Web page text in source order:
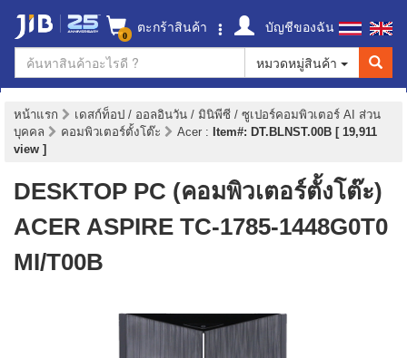
0 ตะกร้าสินค้า
บัญชีของฉัน
หมวดหมู่สินค้า
หน้าแรก
เดสก์ท็อป / ออลอินวัน / มินิพีซี / ซูเปอร์คอมพิวเตอร์ AI ส่วน
บุคคล
คอมพิวเตอร์ตั้งโต๊ะ Acer : Item#: DT.BLNST.00B [ 19,911
view ]
DESKTOP PC (คอมพิวเตอร์ตั้งโต๊ะ)
ACER ASPIRE TC-1785-1448G0T0
MI/T00B